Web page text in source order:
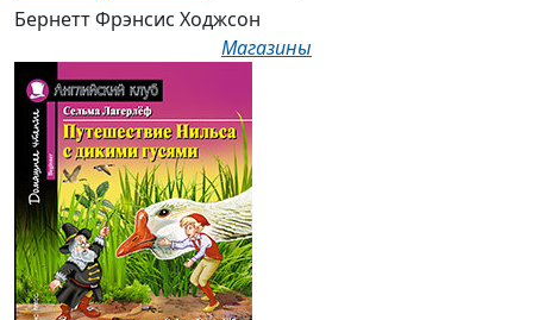
Бернетт Фрэнсис Ходжсон
Магазины